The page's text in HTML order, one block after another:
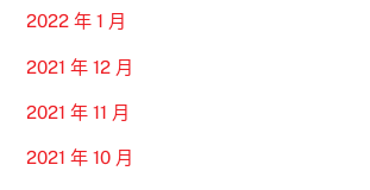
2022 年 1 月
2021 年 12 月
2021 年 11 月
2021 年 10 月